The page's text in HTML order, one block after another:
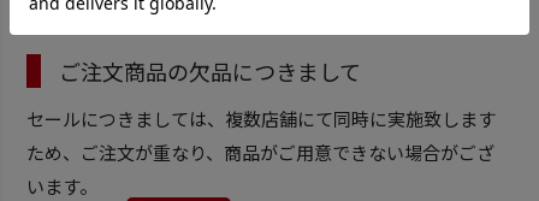
ご注文商品の欠品につきまして
セールにつきましては、複数店舗にて同時に実施致します
ため、ご注文が重なり、商品がご用意できない場合がござ
います。